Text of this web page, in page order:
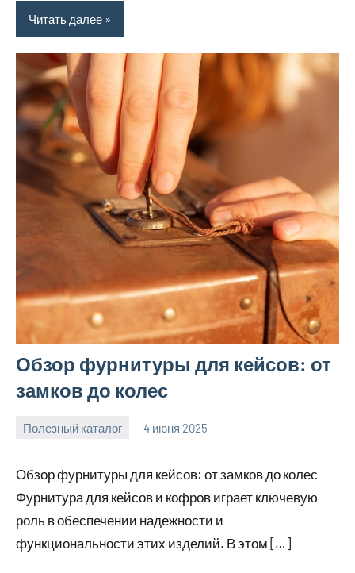
Читать далее
Обзор фурнитуры для кейсов: от
замков до колес
Полезный каталог 4 июня 2025
Обзор фурнитуры для кейсов: от замков до колес
Фурнитура для кейсов и кофров играет ключевую
роль в обеспечении надежности и
функциональности этих изделий. В этом […]